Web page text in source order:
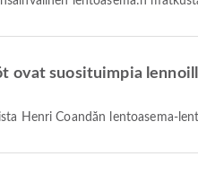
ovat suosituimpia
Henri Coandăn lentoasema-